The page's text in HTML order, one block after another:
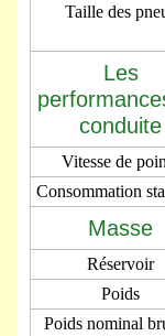
Taille des
Les
conduite
Vitesse de
Consommation
Masse
Réservoir
Poids
Poids nominal